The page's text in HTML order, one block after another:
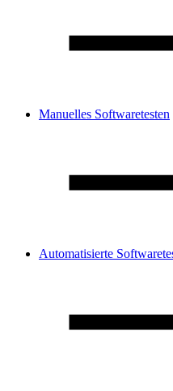
Manuelles Softwaretesten
Automatisierte